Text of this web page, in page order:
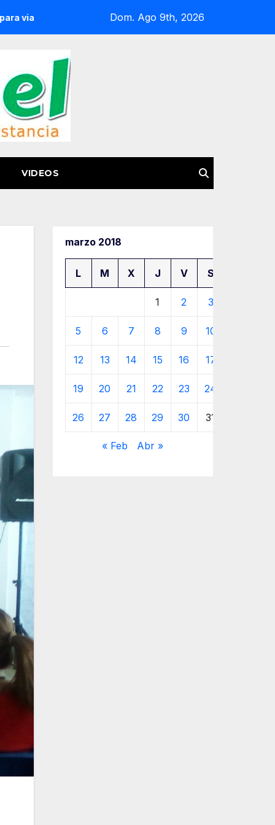
por carretera Inicia arribazón masiva de tortuga
Dom. Ago 9th, 2026
VIDEOS
marzo 2018
L M X J V S
1 2 3
5 6 7 8 9 10
12 13 14 15 16 17
19 20 21 22 23 24
26 27 28 29 30 31
« Feb Abr »